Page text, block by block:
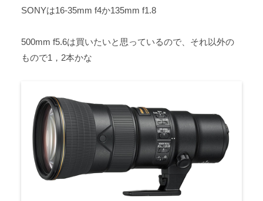
SONYは16-35mm f4か135mm f1.8
500mm f5.6は買いたいと思っているので、それ以外の
もので1，2本かな